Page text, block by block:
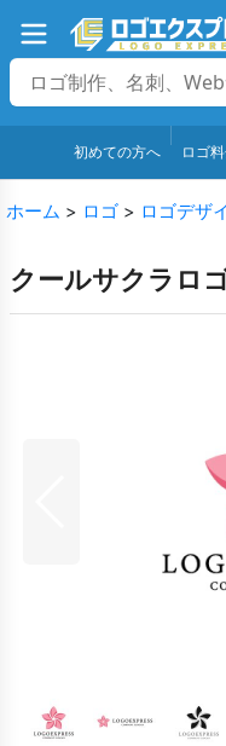
初めての方へ ロゴ
ホーム > ロゴ > ロゴデザ
クールサクラロ